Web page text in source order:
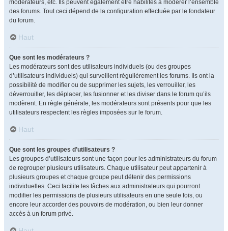
modérateurs, etc. Ils peuvent également être habilités à modérer l’ensemble
des forums. Tout ceci dépend de la configuration effectuée par le fondateur
du forum.
Haut
Que sont les modérateurs ?
Les modérateurs sont des utilisateurs individuels (ou des groupes
d’utilisateurs individuels) qui surveillent régulièrement les forums. Ils ont la
possibilité de modifier ou de supprimer les sujets, les verrouiller, les
déverrouiller, les déplacer, les fusionner et les diviser dans le forum qu’ils
modèrent. En règle générale, les modérateurs sont présents pour que les
utilisateurs respectent les règles imposées sur le forum.
Haut
Que sont les groupes d’utilisateurs ?
Les groupes d’utilisateurs sont une façon pour les administrateurs du forum
de regrouper plusieurs utilisateurs. Chaque utilisateur peut appartenir à
plusieurs groupes et chaque groupe peut détenir des permissions
individuelles. Ceci facilite les tâches aux administrateurs qui pourront
modifier les permissions de plusieurs utilisateurs en une seule fois, ou
encore leur accorder des pouvoirs de modération, ou bien leur donner
accès à un forum privé.